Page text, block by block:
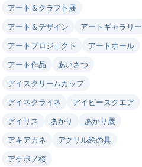
アート＆クラフト展
アート＆デザイン
アートギャラリー
アートプロジェクト
アートホール
アート作品
あいさつ
アイスクリームカップ
アイネクライネ
アイビースクエア
アイリス
あかり
あかり展
アキアカネ
アクリル絵の具
アケボノ桜